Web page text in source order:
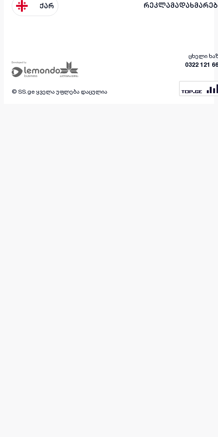
ქარ რეკლამა
ცხელი
0322 121
© SS.ge ყველა უფლება დაცულია